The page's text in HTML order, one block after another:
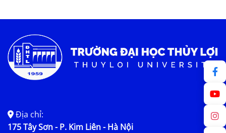
Địa chỉ:
175 Tây Sơn - P. Kim Liên - Hà Nội